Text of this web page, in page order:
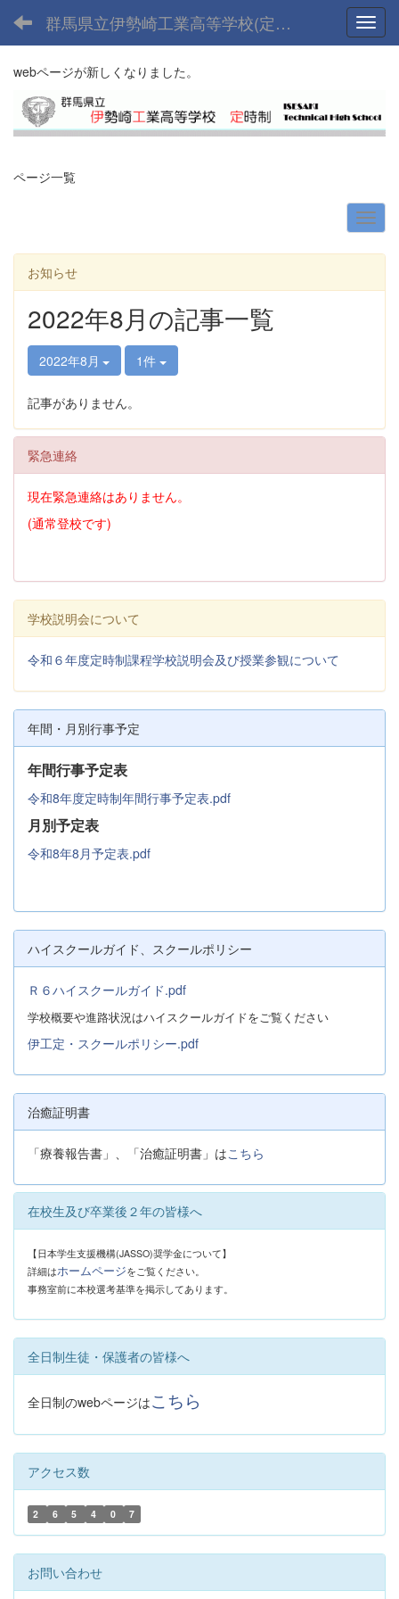
群馬県立伊勢崎工業高等学校(定時制課程)
webページが新しくなりました。
ページ一覧
お知らせ
2022年8月の記事一覧
2022年8月 1件
記事がありません。
緊急連絡
現在緊急連絡はありません。
(通常登校です)
学校説明会について
令和６年度定時制課程学校説明会及び授業参観について
年間・月別行事予定
年間行事予定表
令和8年度定時制年間行事予定表.pdf
月別予定表
令和8年8月予定表.pdf
ハイスクールガイド、スクールポリシー
Ｒ６ハイスクールガイド.pdf
学校概要や進路状況はハイスクールガイドをご覧ください
伊工定・スクールポリシー.pdf
治癒証明書
「療養報告書」、「治癒証明書」はこちら
在校生及び卒業後２年の皆様へ
【日本学生支援機構(JASSO)奨学金について】
詳細はホームページをご覧ください。
事務室前に本校選考基準を掲示してあります。
全日制生徒・保護者の皆様へ
全日制のwebページはこちら
アクセス数
2 6 5 4 0 7
お問い合わせ